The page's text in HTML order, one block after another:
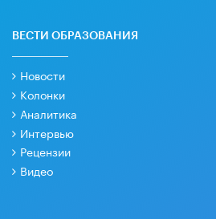
ВЕСТИ ОБРАЗОВАНИЯ
Новости
Колонки
Аналитика
Интервью
Рецензии
Видео